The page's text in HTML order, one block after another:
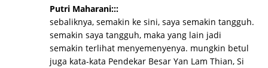
Putri Maharani:::
sebaliknya, semakin ke sini, saya semakin tangguh.
semakin saya tangguh, maka yang lain jadi
semakin terlihat menyemenyenya. mungkin betul
juga kata-kata Pendekar Besar Yan Lam Thian, Si